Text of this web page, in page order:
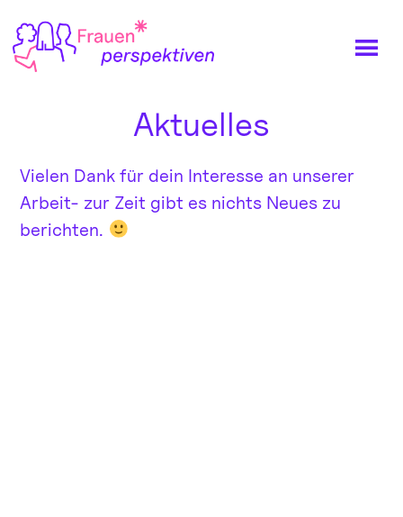
Inhalt
springen
Aktuelles
Vielen Dank für dein Interesse an unserer
Arbeit- zur Zeit gibt es nichts Neues zu
berichten.